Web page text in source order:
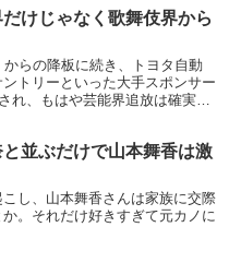
けじゃなく歌舞伎界から
らの降板に続き、トヨタ自動
トリーといった大手スポンサー
れ、もはや芸能界追放は確実な
並ぶだけで山本舞香は激
し、山本舞香さんは家族に交際
。それだけ好きすぎて元カノに